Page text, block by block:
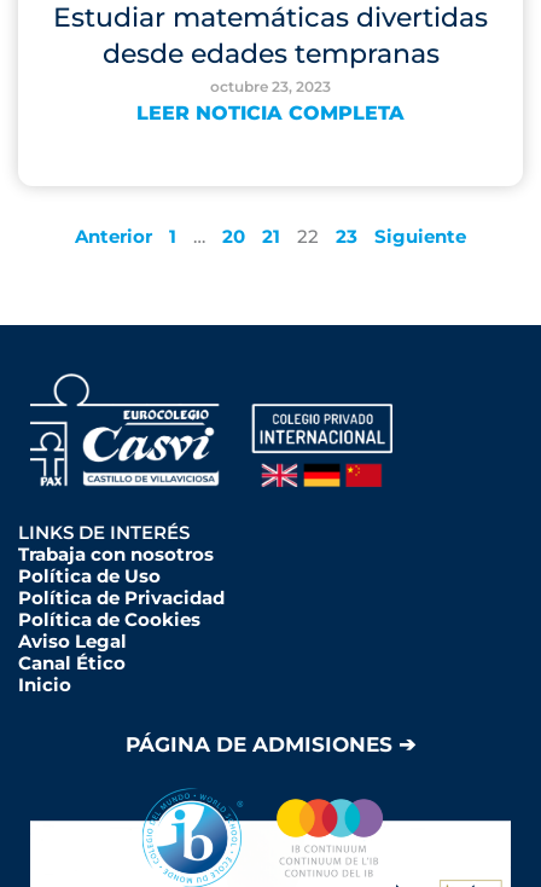
Estudiar matemáticas divertidas
desde edades tempranas
octubre 23, 2023
LEER NOTICIA COMPLETA
Anterior 1 … 20 21 22 23 Siguiente
LINKS DE INTERÉS
Trabaja con nosotros
Política de Uso
Política de Privacidad
Política de Cookies
Aviso Legal
Canal Ético
Inicio
PÁGINA DE ADMISIONES ➔